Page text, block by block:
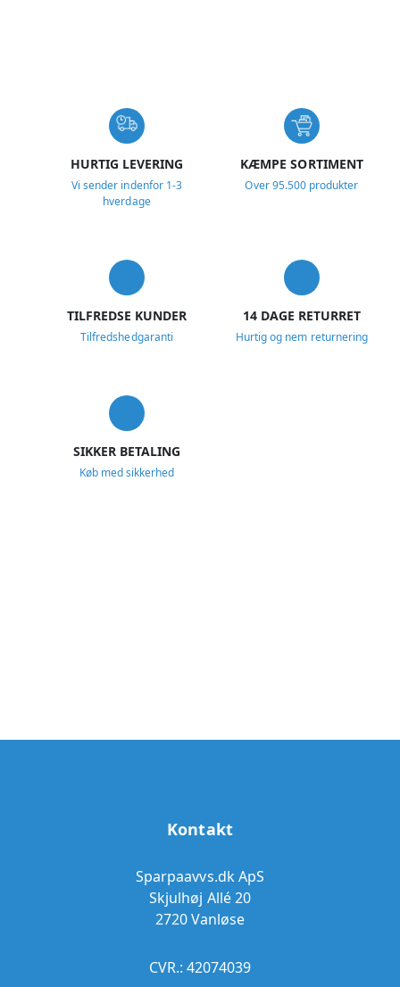
HURTIG LEVERING
Vi sender indenfor 1-3
hverdage
KÆMPE SORTIMENT
Over 95.500 produkter
TILFREDSE KUNDER
Tilfredshedgaranti
14 DAGE RETURRET
Hurtig og nem returnering
SIKKER BETALING
Køb med sikkerhed
Kontakt
Sparpaavvs.dk ApS
Skjulhøj Allé 20
2720 Vanløse
CVR.: 42074039